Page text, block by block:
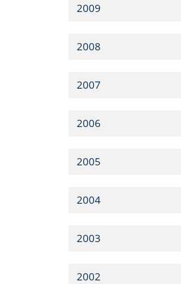
2009
2008
2007
2006
2005
2004
2003
2002